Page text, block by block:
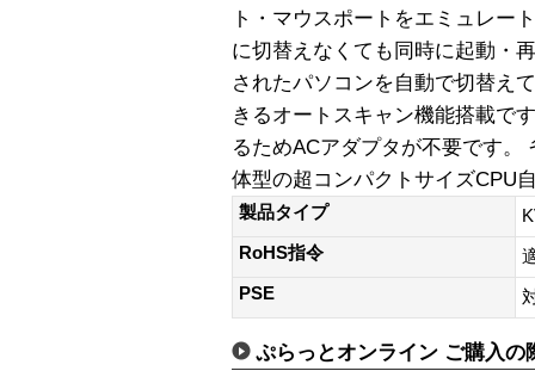
ト・マウスポートをエミュレー
に切替えなくても同時に起動・
されたパソコンを自動で切替え
きるオートスキャン機能搭載で
るためACアダプタが不要です
体型の超コンパクトサイズCPU
製品タイプ
RoHS指令
PSE
ぷらっとオンライン ご購入の